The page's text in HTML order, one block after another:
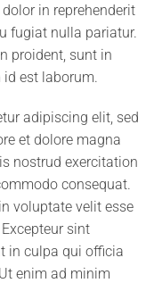
in reprehenderit
fugiat nulla pariatur.
proident, sunt in
est laborum.
adipiscing elit, sed
et dolore magna
nostrud exercitation
consequat.
voluptate velit esse
sint
in culpa qui officia
enim ad minim